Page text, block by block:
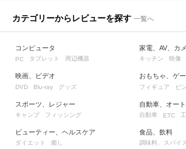
カテゴリーからレビューを探す 一覧へ
コンピュータ
PC タブレット 周辺機器
映画、ビデオ
DVD Blu-ray グッズ
スポーツ、レジャー
キャンプ フィッシング
ビューティー、ヘルスケア
ダイエット 癒し
家電、AV、カ
キッチン 映像
おもちゃ、ゲ
フィギュア ビ
自動車、オー
自動車 ETC
食品、飲料
調味料、スパイ